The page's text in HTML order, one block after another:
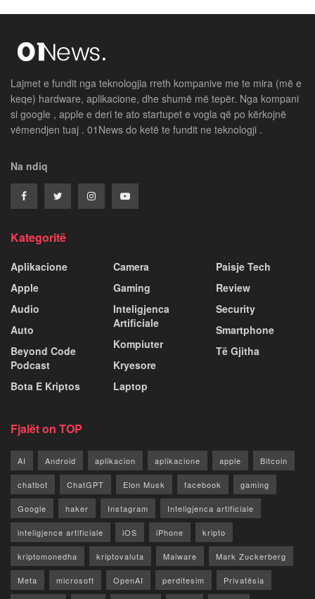
Lajmet e fundit nga teknologjia rreth kompanive me te mira (më e
keqe) hardware, aplikacione, dhe shumë më tepër. Nga kompani
si google , apple e deri te ato startupet e vogla që po kërkojnë
vëmendjen tuaj . 01News do ketë te fundit ne teknologji .
Na ndiq
Kategoritë
Aplikacione
Apple
Audio
Auto
Beyond Code
Podcast
Bota E Kriptos
Camera
Gaming
Inteligjenca
Artificiale
Kompiuter
Kryesore
Laptop
Paisje Tech
Review
Security
Smartphone
Të Gjitha
Fjalët on TOP
AI Android aplikacion aplikacione apple Bitcoin
chatbot ChatGPT Elon Musk facebook gaming
Google haker Instagram Inteligjenca artificiale
inteligjence artificiale iOS iPhone kripto
kriptomonedha kriptovaluta Malware Mark Zuckerberg
Meta microsoft OpenAI perditesim Privatësia